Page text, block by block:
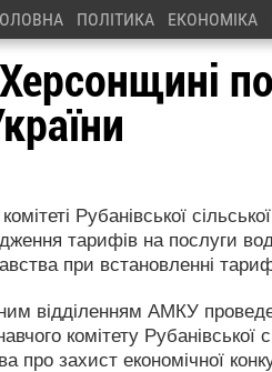
ПОЛІТИКА ЕКОНОМІКА
Рубанівської
тарифів на послуги
при встановленні
відділенням АМКУ
комітету Рубанівської
про захист економічної